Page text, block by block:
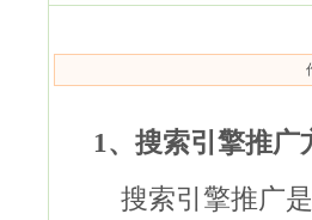
1、搜索引擎推广
搜索引擎推广是